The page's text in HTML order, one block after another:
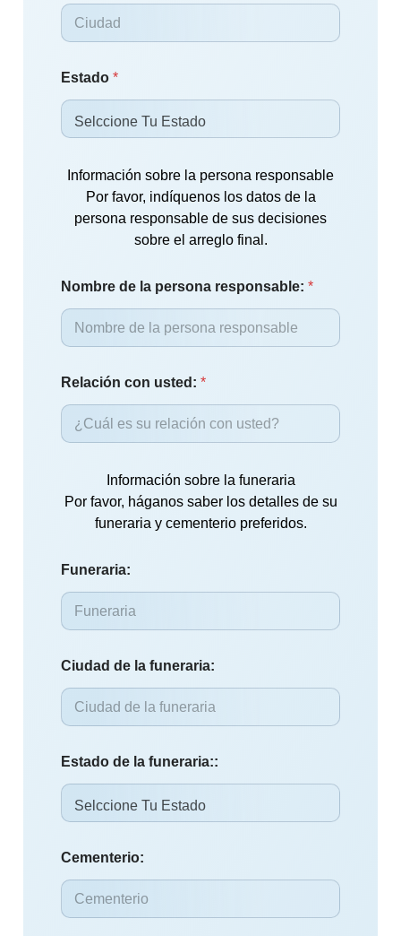
Estado *
Información sobre la persona responsable
Por favor, indíquenos los datos de la
persona responsable de sus decisiones
sobre el arreglo final.
Nombre de la persona responsable: *
Relación con usted: *
Información sobre la funeraria
Por favor, háganos saber los detalles de su
funeraria y cementerio preferidos.
Funeraria:
Ciudad de la funeraria:
Estado de la funeraria::
Cementerio: